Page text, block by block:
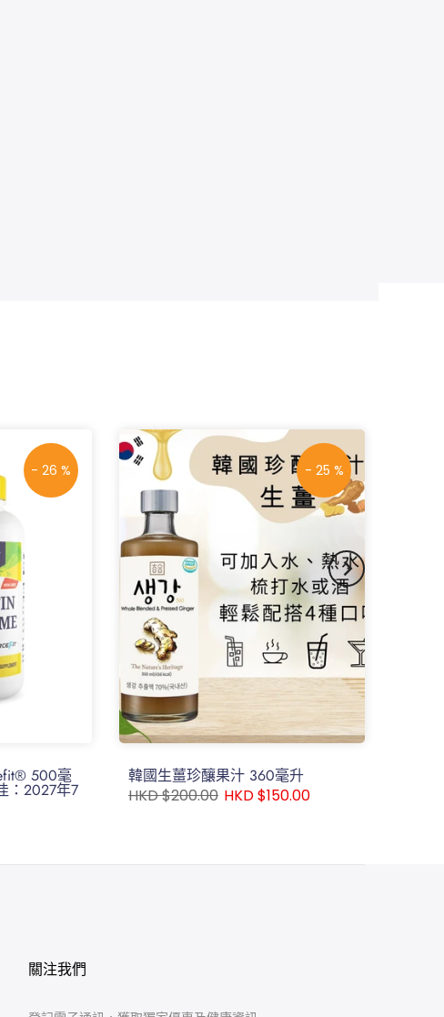
- 26 %
500毫
：2027年7
- 25 %
韓國生薑珍釀果汁 360毫升
HKD $200.00 HKD $150.00
關注我們